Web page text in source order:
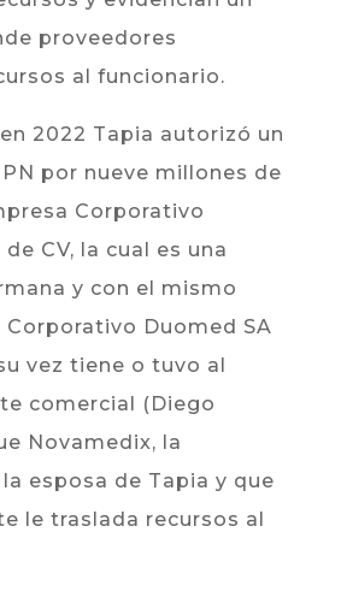
proveedores
al funcionario.
2022 Tapia autorizó un
por nueve millones de
Corporativo
CV, la cual es una
y con el mismo
Duomed SA
vez tiene o tuvo al
comercial (Diego
Novamedix, la
esposa de Tapia y que
le traslada recursos al